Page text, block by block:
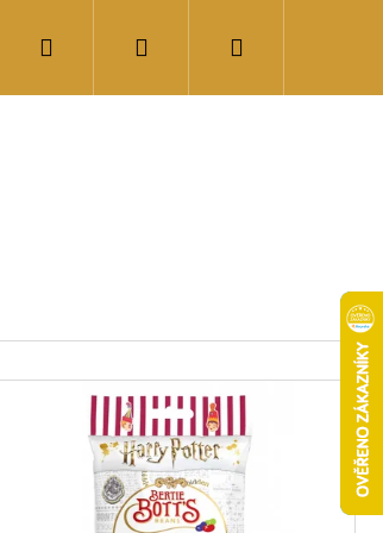
Přihlášení
Následující